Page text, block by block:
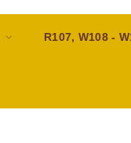
R107, W108 -